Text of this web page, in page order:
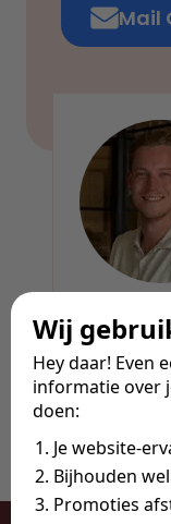
Wij
Hey daar! Even
informatie over
doen:
Je website-
Bijhouden
Promoties
Mail